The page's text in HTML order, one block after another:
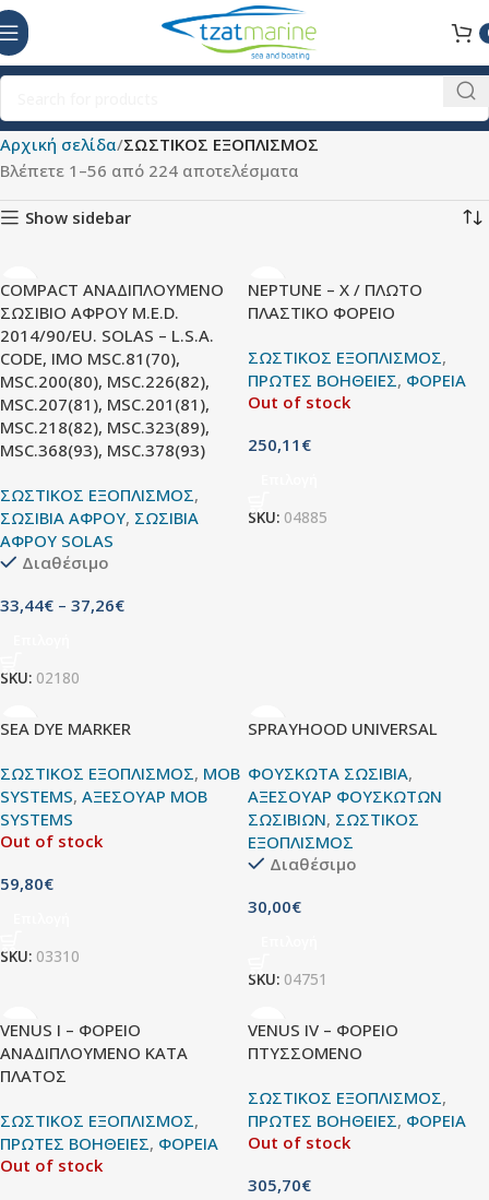
Αρχική σελίδα ΣΩΣΤΙΚΟΣ ΕΞΟΠΛΙΣΜΟΣ
Βλέπετε 1–56 από 224 αποτελέσματα
Show sidebar
COMPACT ΑΝΑΔΙΠΛΟΥΜΕΝΟ
ΣΩΣΙΒΙΟ ΑΦΡΟΥ M.E.D.
2014/90/EU. SOLAS – L.S.A.
CODE, IMO MSC.81(70),
MSC.200(80), MSC.226(82),
MSC.207(81), MSC.201(81),
MSC.218(82), MSC.323(89),
MSC.368(93), MSC.378(93)
ΣΩΣΤΙΚΟΣ ΕΞΟΠΛΙΣΜΟΣ,
ΣΩΣΙΒΙΑ ΑΦΡΟΥ, ΣΩΣΙΒΙΑ
ΑΦΡΟΥ SOLAS
Διαθέσιμο
33,44€ – 37,26€
SKU: 02180
NEPTUNE – X / ΠΛΩΤΟ
ΠΛΑΣΤΙΚΟ ΦΟΡΕΙΟ
ΣΩΣΤΙΚΟΣ ΕΞΟΠΛΙΣΜΟΣ,
ΠΡΩΤΕΣ ΒΟΗΘΕΙΕΣ, ΦΟΡΕΙΑ
Out of stock
250,11 €
SKU: 04885
SEA DYE MARKER
ΣΩΣΤΙΚΟΣ ΕΞΟΠΛΙΣΜΟΣ, MOB
SYSTEMS, ΑΞΕΣΟΥΑΡ MOB
SYSTEMS
Out of stock
59,80€
SKU: 03310
SPRAYHOOD UNIVERSAL
ΦΟΥΣΚΩΤΑ ΣΩΣΙΒΙΑ,
ΑΞΕΣΟΥΑΡ ΦΟΥΣΚΩΤΩΝ
ΣΩΣΙΒΙΩΝ, ΣΩΣΤΙΚΟΣ
ΕΞΟΠΛΙΣΜΟΣ
Διαθέσιμο
30,00€
SKU: 04751
VENUS I – ΦΟΡΕΙΟ
ΑΝΑΔΙΠΛΟΥΜΕΝΟ ΚΑΤΑ
ΠΛΑΤΟΣ
ΣΩΣΤΙΚΟΣ ΕΞΟΠΛΙΣΜΟΣ,
ΠΡΩΤΕΣ ΒΟΗΘΕΙΕΣ, ΦΟΡΕΙΑ
Out of stock
VENUS IV – ΦΟΡΕΙΟ
ΠΤΥΣΣΟΜΕΝΟ
ΣΩΣΤΙΚΟΣ ΕΞΟΠΛΙΣΜΟΣ,
ΠΡΩΤΕΣ ΒΟΗΘΕΙΕΣ, ΦΟΡΕΙΑ
Out of stock
305,70€